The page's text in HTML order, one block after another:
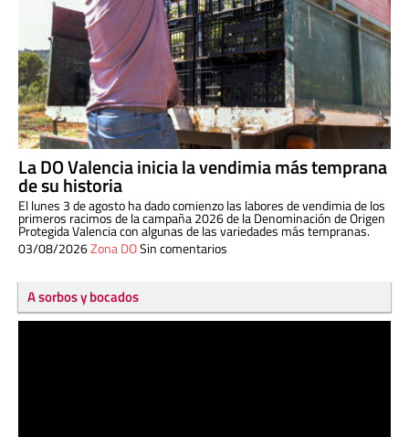
La DO Valencia inicia la vendimia más temprana
de su historia
El lunes 3 de agosto ha dado comienzo las labores de vendimia de los
primeros racimos de la campaña 2026 de la Denominación de Origen
Protegida Valencia con algunas de las variedades más tempranas.
03/08/2026Zona DOSin comentarios
A sorbos y bocados